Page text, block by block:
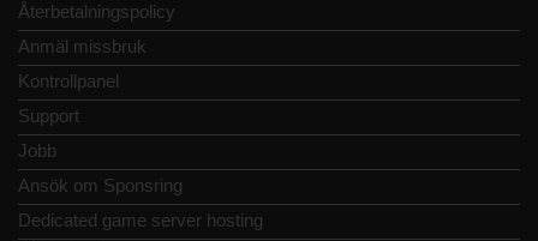
Återbetalningspolicy
Anmäl missbruk
Kontrollpanel
Support
Jobb
Ansök om Sponsring
Dedicated game server hosting